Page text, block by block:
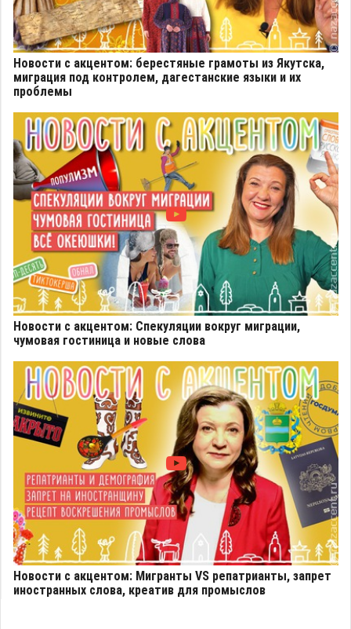
Новости с акцентом: берестяные грамоты из Якутска,
миграция под контролем, дагестанские языки и их
проблемы
Новости с акцентом: Спекуляции вокруг миграции,
чумовая гостиница и новые слова
Новости с акцентом: Мигранты VS репатрианты, запрет
иностранных слова, креатив для промыслов